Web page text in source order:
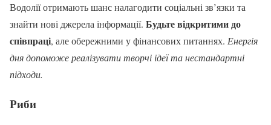
Водолії отримають шанс налагодити соціальні зв’язки та
знайти нові джерела інформації. Будьте відкритими до
співпраці, але обережними у фінансових питаннях. Енергія
дня допоможе реалізувати творчі ідеї та нестандартні
підходи.
Риби